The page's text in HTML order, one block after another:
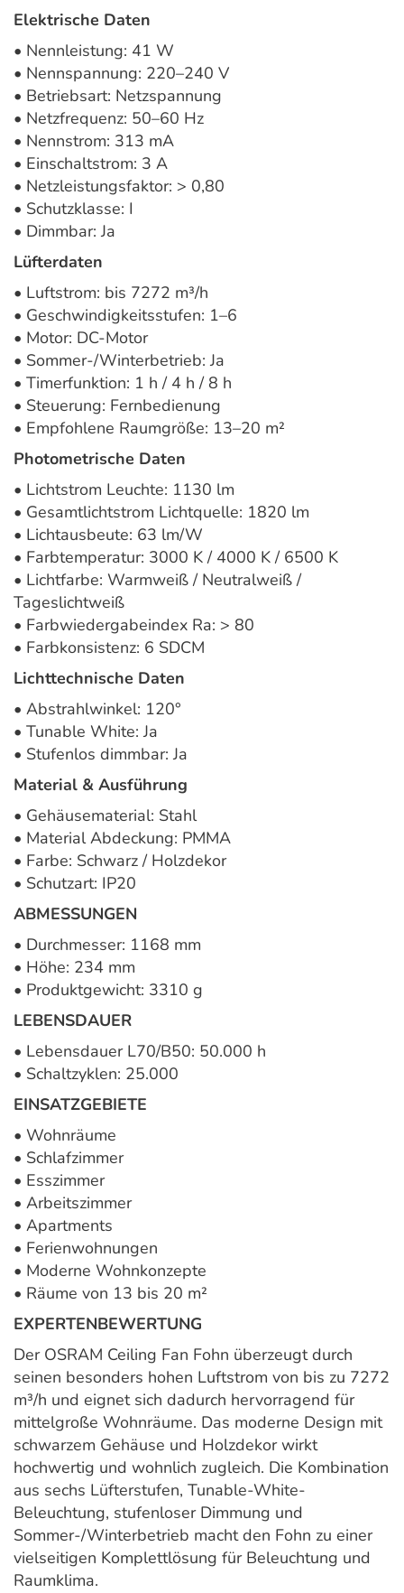
Elektrische Daten
• Nennleistung: 41 W
• Nennspannung: 220–240 V
• Betriebsart: Netzspannung
• Netzfrequenz: 50–60 Hz
• Nennstrom: 313 mA
• Einschaltstrom: 3 A
• Netzleistungsfaktor: > 0,80
• Schutzklasse: I
• Dimmbar: Ja
Lüfterdaten
• Luftstrom: bis 7272 m³/h
• Geschwindigkeitsstufen: 1–6
• Motor: DC-Motor
• Sommer-/Winterbetrieb: Ja
• Timerfunktion: 1 h / 4 h / 8 h
• Steuerung: Fernbedienung
• Empfohlene Raumgröße: 13–20 m²
Photometrische Daten
• Lichtstrom Leuchte: 1130 lm
• Gesamtlichtstrom Lichtquelle: 1820 lm
• Lichtausbeute: 63 lm/W
• Farbtemperatur: 3000 K / 4000 K / 6500 K
• Lichtfarbe: Warmweiß / Neutralweiß /
Tageslichtweiß
• Farbwiedergabeindex Ra: > 80
• Farbkonsistenz: 6 SDCM
Lichttechnische Daten
• Abstrahlwinkel: 120°
• Tunable White: Ja
• Stufenlos dimmbar: Ja
Material & Ausführung
• Gehäusematerial: Stahl
• Material Abdeckung: PMMA
• Farbe: Schwarz / Holzdekor
• Schutzart: IP20
ABMESSUNGEN
• Durchmesser: 1168 mm
• Höhe: 234 mm
• Produktgewicht: 3310 g
LEBENSDAUER
• Lebensdauer L70/B50: 50.000 h
• Schaltzyklen: 25.000
EINSATZGEBIETE
• Wohnräume
• Schlafzimmer
• Esszimmer
• Arbeitszimmer
• Apartments
• Ferienwohnungen
• Moderne Wohnkonzepte
• Räume von 13 bis 20 m²
EXPERTENBEWERTUNG
Der OSRAM Ceiling Fan Fohn überzeugt durch
seinen besonders hohen Luftstrom von bis zu 7272
m³/h und eignet sich dadurch hervorragend für
mittelgroße Wohnräume. Das moderne Design mit
schwarzem Gehäuse und Holzdekor wirkt
hochwertig und wohnlich zugleich. Die Kombination
aus sechs Lüfterstufen, Tunable-White-
Beleuchtung, stufenloser Dimmung und
Sommer-/Winterbetrieb macht den Fohn zu einer
vielseitigen Komplettlösung für Beleuchtung und
Raumklima.